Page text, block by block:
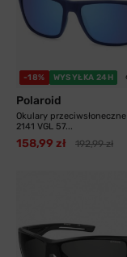
-18% WYSYŁKA 24H
Polaroid
Okulary
2141 VGL 57...
158,99 zł 192,99 zł